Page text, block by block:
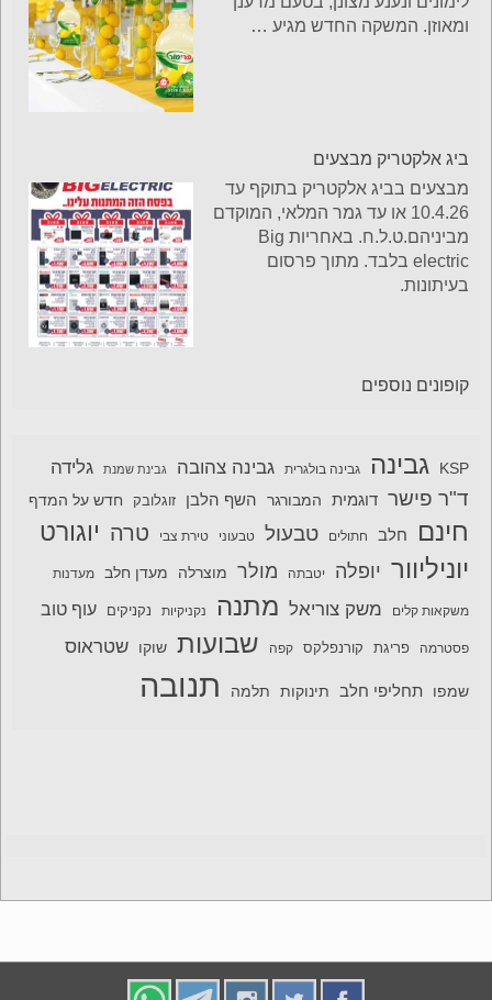
ומאוזן. המשקה החדש מגיע …
ביג אלקטריק מבצעים
מבצעים בביג אלקטריק בתוקף עד
10.4.26 או עד גמר המלאי, המוקדם
מביניהם.ט.ל.ח. באחריות Big
electric בלבד. מתוך פרסום
בעיתונות.
קופונים נוספים
KSP גבינה גבינה בולגרית גבינה צהובה גבינת שמנת גלידה
ד"ר פישר דוגמית המבורגר השף הלבן זוגלובק חדש על המדף
חינם חלב חתולים טבעול טבעוני טירת צבי טרה יוגורט
יוניליוור יופלה יטבתה מולר מוצרלה מעדן חלב מעדנות
משקאות קלים משק צוריאל מתנה נקניקיות נקניקים עוף טוב
פסטרמה פריגת קורנפלקס קפה שבועות שוקו שטראוס
שמפו תחליפי חלב תינוקות תלמה תנובה